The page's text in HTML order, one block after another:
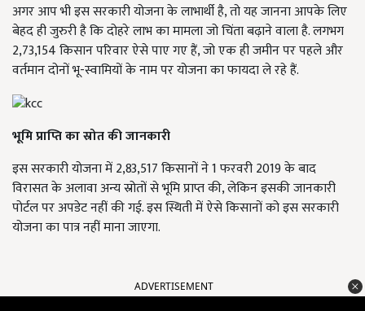
अगर आप भी इस सरकारी योजना के लाभार्थी है, तो यह जानना आपके लिए
बेहद ही जुरुरी है कि दोहरे लाभ का मामला जो चिंता बढ़ाने वाला है. लगभग
2,73,154 किसान परिवार ऐसे पाए गए हैं, जो एक ही जमीन पर पहले और
वर्तमान दोनों भू-स्वामियों के नाम पर योजना का फायदा ले रहे हैं.
भूमि प्राप्ति का स्रोत की जानकारी
इस सरकारी योजना में 2,83,517 किसानों ने 1 फरवरी 2019 के बाद
विरासत के अलावा अन्य स्रोतों से भूमि प्राप्त की, लेकिन इसकी जानकारी
पोर्टल पर अपडेट नहीं की गई. इस स्थिती में ऐसे किसानों को इस सरकारी
योजना का पात्र नहीं माना जाएगा.
ADVERTISEMENT